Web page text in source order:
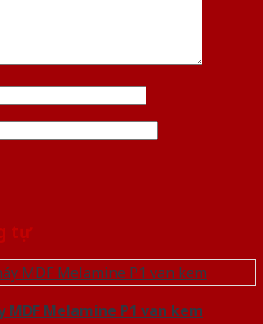
tự
MDF Melamine P1 van kem